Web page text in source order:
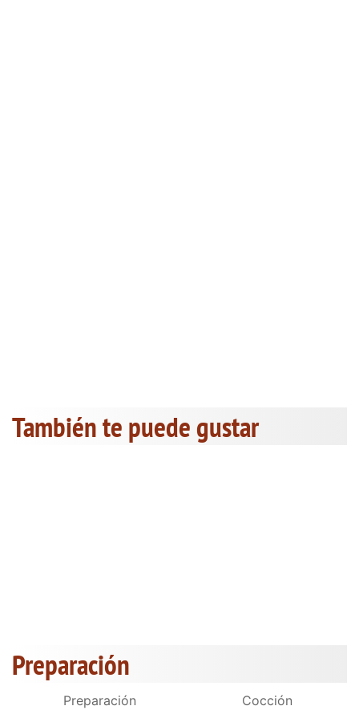
También te puede gustar
Preparación
Preparación
Cocción